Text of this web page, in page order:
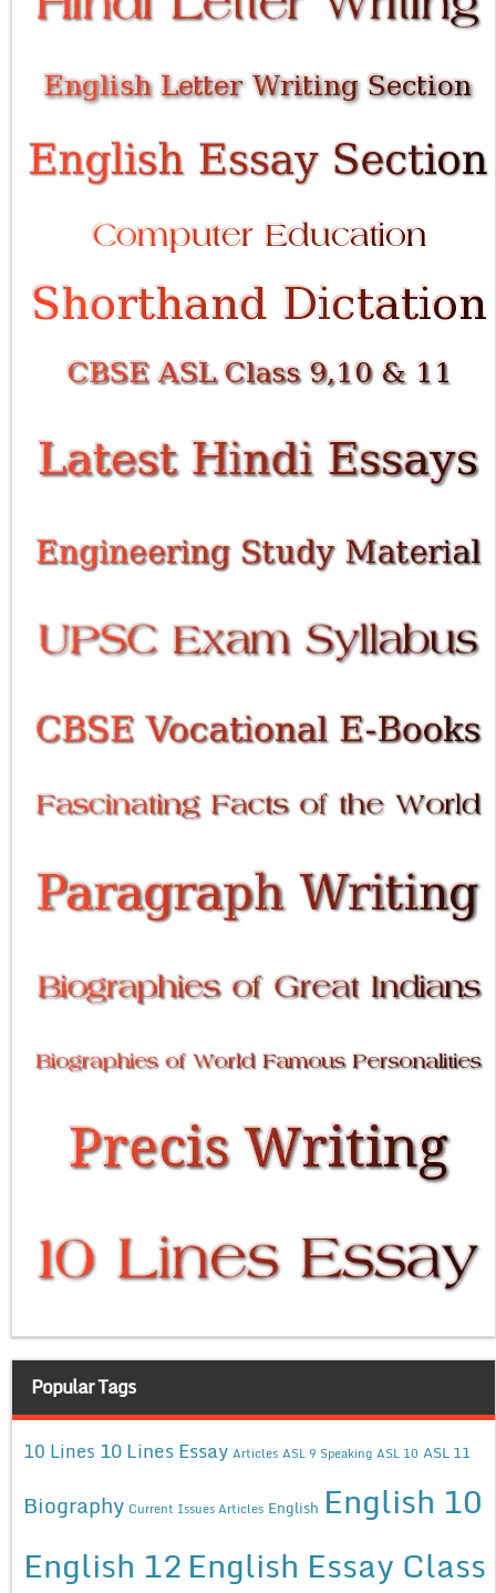
Popular Tags
10 Lines 10 Lines Essay Articles ASL 9 Speaking ASL 10 ASL 11
Biography Current Issues Articles English English 10
English 12English Essay Class